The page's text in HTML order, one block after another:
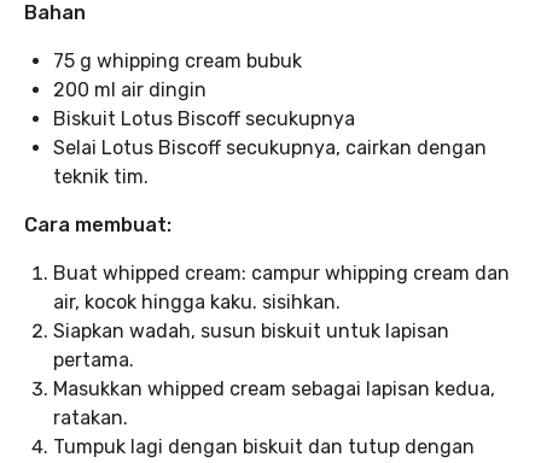
Bahan
75 g whipping cream bubuk
200 ml air dingin
Biskuit Lotus Biscoff secukupnya
Selai Lotus Biscoff secukupnya, cairkan dengan
teknik tim.
Cara membuat:
Buat whipped cream: campur whipping cream dan
air, kocok hingga kaku. sisihkan.
Siapkan wadah, susun biskuit untuk lapisan
pertama.
Masukkan whipped cream sebagai lapisan kedua,
ratakan.
Tumpuk lagi dengan biskuit dan tutup dengan